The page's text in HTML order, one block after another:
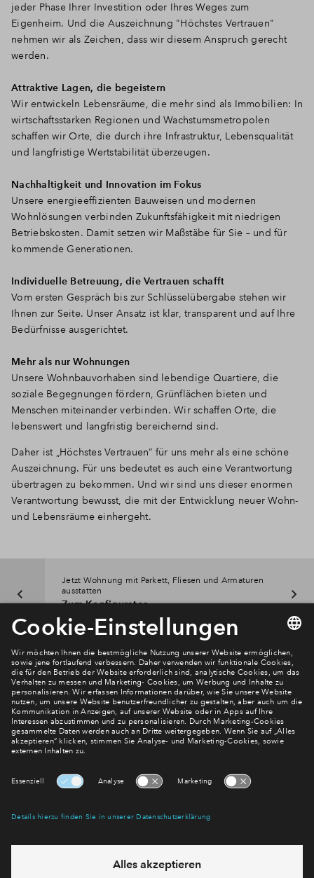
jeder Phase Ihrer Investition oder Ihres Weges zum
Eigenheim. Und die Auszeichnung "Höchstes Vertrauen"
nehmen wir als Zeichen, dass wir diesem Anspruch gerecht
werden.
Attraktive Lagen, die begeistern
Wir entwickeln Lebensräume, die mehr sind als Immobilien: In
wirtschaftsstarken Regionen und Wachstumsmetropolen
schaffen wir Orte, die durch ihre Infrastruktur, Lebensqualität
und langfristige Wertstabilität überzeugen.
Nachhaltigkeit und Innovation im Fokus
Unsere energieeffizienten Bauweisen und modernen
Wohnlösungen verbinden Zukunftsfähigkeit mit niedrigen
Betriebskosten. Damit setzen wir Maßstäbe für Sie – und für
kommende Generationen.
Individuelle Betreuung, die Vertrauen schafft
Vom ersten Gespräch bis zur Schlüsselübergabe stehen wir
Ihnen zur Seite. Unser Ansatz ist klar, transparent und auf Ihre
Bedürfnisse ausgerichtet.
Mehr als nur Wohnungen
Unsere Wohnbauvorhaben sind lebendige Quartiere, die
soziale Begegnungen fördern, Grünflächen bieten und
Menschen miteinander verbinden. Wir schaffen Orte, die
lebenswert und langfristig bereichernd sind.
Daher ist „Höchstes Vertrauen“ für uns mehr als eine schöne
Auszeichnung. Für uns bedeutet es auch eine Verantwortung
übertragen zu bekommen. Und wir sind uns dieser enormen
Verantwortung bewusst, die mit der Entwicklung neuer Wohn-
und Lebensräume einhergeht.
Jetzt Wohnung mit Parkett, Fliesen und Armaturen
ausstatten
Zum Konfigurator
Newsletter Anmeldung
Verpassen Sie zu diesem Wohnprojekt keine Neuigkeiten
mehr! Wir halten Sie auf dem Laufenden – mit unserem
regelmäßig erscheinenden Newsletter informieren wir Sie
über den Stand dieses und weiterer Neubauprojekte.
Abonnieren
für unsereDatenschutzerklärung